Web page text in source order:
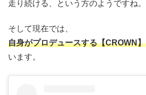
走り続ける、という方のようですね。
そして現在では、
自身がプロデュースする【CROWN】
います。